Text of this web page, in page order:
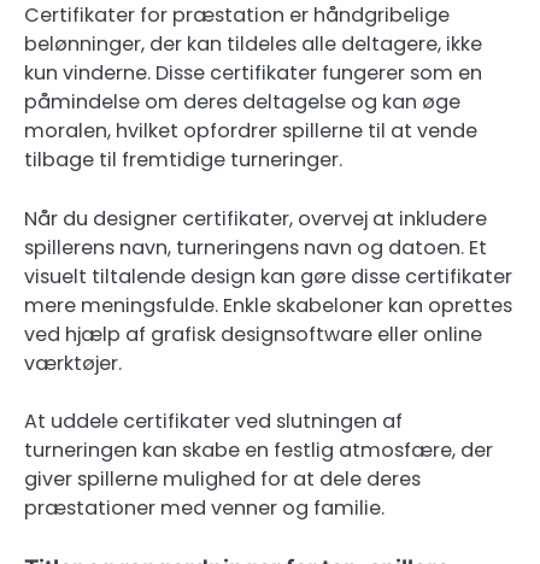
Certifikater for præstation er håndgribelige
belønninger, der kan tildeles alle deltagere, ikke
kun vinderne. Disse certifikater fungerer som en
påmindelse om deres deltagelse og kan øge
moralen, hvilket opfordrer spillerne til at vende
tilbage til fremtidige turneringer.
Når du designer certifikater, overvej at inkludere
spillerens navn, turneringens navn og datoen. Et
visuelt tiltalende design kan gøre disse certifikater
mere meningsfulde. Enkle skabeloner kan oprettes
ved hjælp af grafisk designsoftware eller online
værktøjer.
At uddele certifikater ved slutningen af
turneringen kan skabe en festlig atmosfære, der
giver spillerne mulighed for at dele deres
præstationer med venner og familie.